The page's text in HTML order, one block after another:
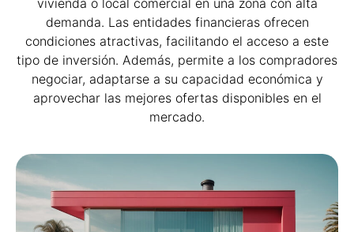
vivienda o local comercial en una zona con alta
demanda. Las entidades financieras ofrecen
condiciones atractivas, facilitando el acceso a este
tipo de inversión. Además, permite a los compradores
negociar, adaptarse a su capacidad económica y
aprovechar las mejores ofertas disponibles en el
mercado.